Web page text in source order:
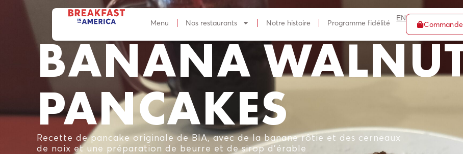
EN
Menu Nos restaurants Notre histoire Programme fidélité
BANANA
PANCAKES
Recette de pancake originale de BIA, avec de la banane rôtie et des cerneaux
de noix et une préparation de beurre et de sirop d’érable